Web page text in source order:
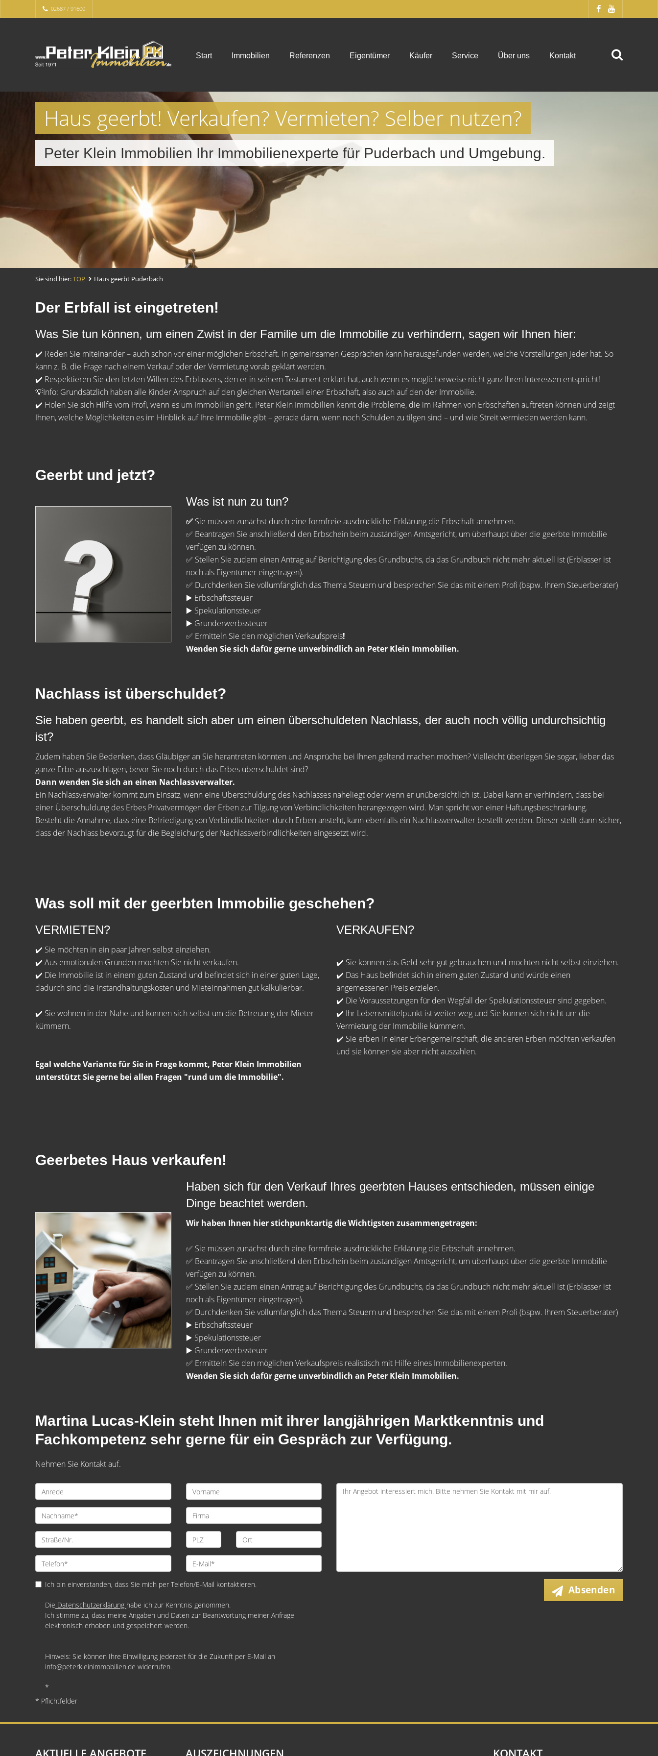
02687 / 91600
Start Immobilien Referenzen Eigentümer Käufer Service Über uns Kontakt
Haus geerbt! Verkaufen? Vermieten? Selber nutzen?
Peter Klein Immobilien Ihr Immobilienexperte für Puderbach und Umgebung.
Sie sind hier:TOP Haus geerbt Puderbach
Der Erbfall ist eingetreten!
Was Sie tun können, um einen Zwist in der Familie um die Immobilie zu verhindern, sagen wir Ihnen hier:
✔️ Reden Sie miteinander – auch schon vor einer möglichen Erbschaft. In gemeinsamen Gesprächen kann herausgefunden werden, welche Vorstellungen jeder hat. So
kann z. B. die Frage nach einem Verkauf oder der Vermietung vorab geklärt werden.
✔️ Respektieren Sie den letzten Willen des Erblassers, den er in seinem Testament erklärt hat, auch wenn es möglicherweise nicht ganz Ihren Interessen entspricht!
💡Info: Grundsätzlich haben alle Kinder Anspruch auf den gleichen Wertanteil einer Erbschaft, also auch auf den der Immobilie.
✔️ Holen Sie sich Hilfe vom Profi, wenn es um Immobilien geht. Peter Klein Immobilien kennt die Probleme, die im Rahmen von Erbschaften auftreten können und zeigt
Ihnen, welche Möglichkeiten es im Hinblick auf Ihre Immobilie gibt – gerade dann, wenn noch Schulden zu tilgen sind – und wie Streit vermieden werden kann.
Geerbt und jetzt?
Was ist nun zu tun?
✅Sie müssen zunächst durch eine formfreie ausdrückliche Erklärung die Erbschaft annehmen.
✅ Beantragen Sie anschließend den Erbschein beim zuständigen Amtsgericht, um überhaupt über die geerbte Immobilie
verfügen zu können.
✅ Stellen Sie zudem einen Antrag auf Berichtigung des Grundbuchs, da das Grundbuch nicht mehr aktuell ist (Erblasser ist
noch als Eigentümer eingetragen).
✅ Durchdenken Sie vollumfänglich das Thema Steuern und besprechen Sie das mit einem Profi (bspw. Ihrem Steuerberater)
▶️ Erbschaftssteuer
▶️ Spekulationssteuer
▶️ Grunderwerbssteuer
✅ Ermitteln Sie den möglichen Verkaufspreis!
Wenden Sie sich dafür gerne unverbindlich an Peter Klein Immobilien.
Nachlass ist überschuldet?
Sie haben geerbt, es handelt sich aber um einen überschuldeten Nachlass, der auch noch völlig undurchsichtig
ist?
Zudem haben Sie Bedenken, dass Gläubiger an Sie herantreten könnten und Ansprüche bei Ihnen geltend machen möchten? Vielleicht überlegen Sie sogar, lieber das
ganze Erbe auszuschlagen, bevor Sie noch durch das Erbes überschuldet sind?
Dann wenden Sie sich an einen Nachlassverwalter.
Ein Nachlassverwalter kommt zum Einsatz, wenn eine Überschuldung des Nachlasses naheliegt oder wenn er unübersichtlich ist. Dabei kann er verhindern, dass bei
einer Überschuldung des Erbes Privatvermögen der Erben zur Tilgung von Verbindlichkeiten herangezogen wird. Man spricht von einer Haftungsbeschränkung.
Besteht die Annahme, dass eine Befriedigung von Verbindlichkeiten durch Erben ansteht, kann ebenfalls ein Nachlassverwalter bestellt werden. Dieser stellt dann sicher,
dass der Nachlass bevorzugt für die Begleichung der Nachlassverbindlichkeiten eingesetzt wird.
Was soll mit der geerbten Immobilie geschehen?
VERMIETEN?
✔️ Sie möchten in ein paar Jahren selbst einziehen.
✔️ Aus emotionalen Gründen möchten Sie nicht verkaufen.
✔️ Die Immobilie ist in einem guten Zustand und befindet sich in einer guten Lage,
dadurch sind die Instandhaltungskosten und Mieteinnahmen gut kalkulierbar.
✔️ Sie wohnen in der Nähe und können sich selbst um die Betreuung der Mieter
kümmern.
Egal welche Variante für Sie in Frage kommt, Peter Klein Immobilien
unterstützt Sie gerne bei allen Fragen "rund um die Immobilie".
VERKAUFEN?
✔️ Sie können das Geld sehr gut gebrauchen und möchten nicht selbst einziehen.
✔️ Das Haus befindet sich in einem guten Zustand und würde einen
angemessenen Preis erzielen.
✔️ Die Voraussetzungen für den Wegfall der Spekulationssteuer sind gegeben.
✔️ Ihr Lebensmittelpunkt ist weiter weg und Sie können sich nicht um die
Vermietung der Immobilie kümmern.
✔️ Sie erben in einer Erbengemeinschaft, die anderen Erben möchten verkaufen
und sie können sie aber nicht auszahlen.
Geerbetes Haus verkaufen!
Haben sich für den Verkauf Ihres geerbten Hauses entschieden, müssen einige
Dinge beachtet werden.
Wir haben Ihnen hier stichpunktartig die Wichtigsten zusammengetragen:
✅ Sie müssen zunächst durch eine formfreie ausdrückliche Erklärung die Erbschaft annehmen.
✅ Beantragen Sie anschließend den Erbschein beim zuständigen Amtsgericht, um überhaupt über die geerbte Immobilie
verfügen zu können.
✅ Stellen Sie zudem einen Antrag auf Berichtigung des Grundbuchs, da das Grundbuch nicht mehr aktuell ist (Erblasser ist
noch als Eigentümer eingetragen).
✅ Durchdenken Sie vollumfänglich das Thema Steuern und besprechen Sie das mit einem Profi (bspw. Ihrem Steuerberater)
▶️ Erbschaftssteuer
▶️ Spekulationssteuer
▶️ Grunderwerbssteuer
✅ Ermitteln Sie den möglichen Verkaufspreis realistisch mit Hilfe eines Immobilienexperten.
Wenden Sie sich dafür gerne unverbindlich an Peter Klein Immobilien.
Martina Lucas-Klein steht Ihnen mit ihrer langjährigen Marktkenntnis und
Fachkompetenz sehr gerne für ein Gespräch zur Verfügung.
Nehmen Sie Kontakt auf.
Ich bin einverstanden, dass Sie mich per Telefon/E-Mail kontaktieren.
Die Datenschutzerklärung habe ich zur Kenntnis genommen.
Ich stimme zu, dass meine Angaben und Daten zur Beantwortung meiner Anfrage
elektronisch erhoben und gespeichert werden.
Hinweis: Sie können Ihre Einwilligung jederzeit für die Zukunft per E-Mail an
info@peterkleinimmobilien.de widerrufen.
*
* Pflichtfelder
Absenden
AKTUELLE ANGEBOTE AUSZEICHNUNGEN KONTAKT